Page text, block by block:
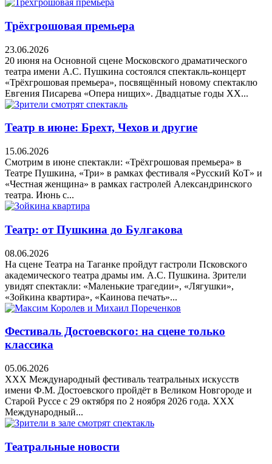
Трёхгрошовая премьера
23.06.2026
20 июня на Основной сцене Московского драматического
театра имени А.С. Пушкина состоялся спектакль-концерт
«Трёхгрошовая премьера», посвящённый новому спектаклю
Евгения Писарева «Опера нищих». Двадцатые годы XX...
Театр в июне: Брехт, Чехов и другие
15.06.2026
Смотрим в июне спектакли: «Трёхгрошовая премьера» в
Театре Пушкина, «Три» в рамках фестиваля «Русский КоТ» и
«Честная женщина» в рамках гастролей Александринского
театра. Июнь с...
Театр: от Пушкина до Булгакова
08.06.2026
На сцене Театра на Таганке пройдут гастроли Псковского
академического театра драмы им. А.С. Пушкина. Зрители
увидят спектакли: «Маленькие трагедии», «Лягушки»,
«Зойкина квартира», «Каинова печать»...
Фестиваль Достоевского: на сцене только
классика
05.06.2026
XXX Международный фестиваль театральных искусств
имени Ф.М. Достоевского пройдёт в Великом Новгороде и
Старой Руссе с 29 октября по 2 ноября 2026 года. XXX
Международный...
Театральные новости